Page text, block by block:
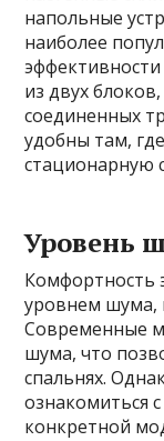
напольные
наиболее
из двух
соединенных
удобны там,
стационарную
Уровень
Комфортность
уровнем шума,
Современные
шума, что
спальнях.
ознакомиться
конкретной